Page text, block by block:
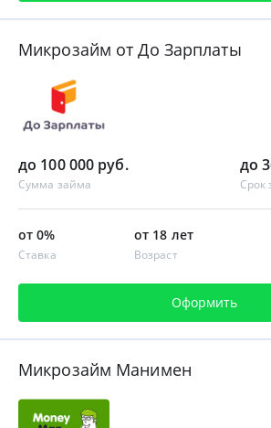
Микрозайм от До Зарплаты
до 100 000 руб.
Сумма займа
до
Срок
от 0%
Ставка
от 18 лет
Возраст
Оформить
Микрозайм Манимен